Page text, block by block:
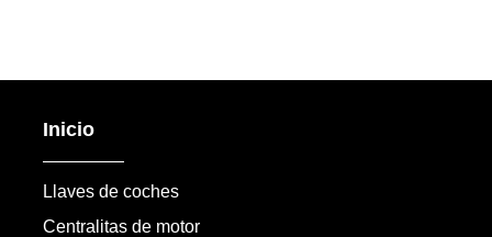
Inicio
Llaves de coches
Centralitas de motor